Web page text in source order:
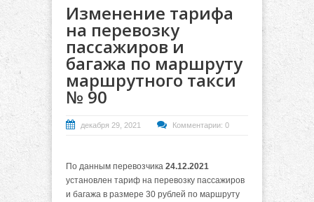
Изменение тарифа
на перевозку
пассажиров и
багажа по маршруту
маршрутного такси
№ 90
декабря 29, 2021 Комментарии: 0
По данным перевозчика 24.12.2021
установлен тариф на перевозку пассажиров
и багажа в размере 30 рублей по маршруту